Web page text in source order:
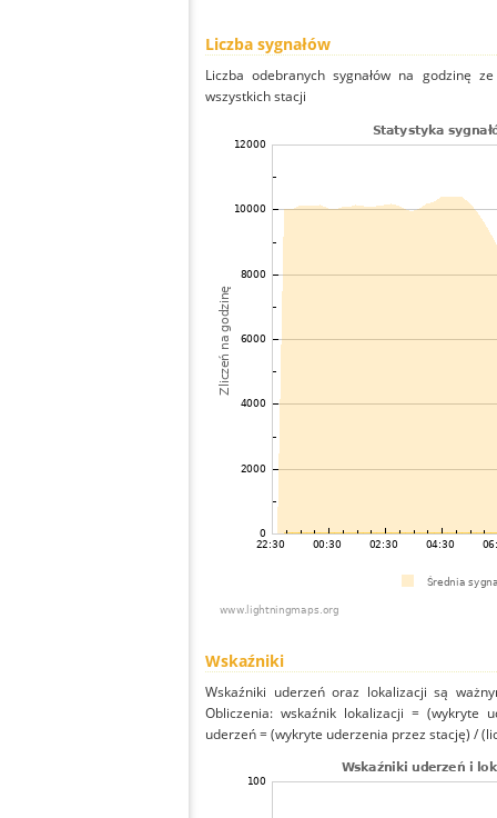
Liczba sygnałów
Liczba odebranych sygnałów na godzinę
wszystkich stacji
Wskaźniki
Wskaźniki uderzeń oraz lokalizacji są
Obliczenia: wskaźnik lokalizacji = (wykryte
uderzeń = (wykryte uderzenia przez stację) /